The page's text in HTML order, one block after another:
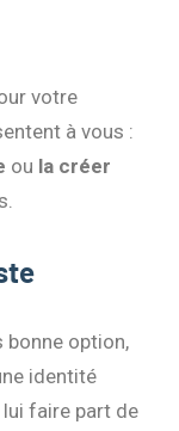
votre
à vous :
ou la créer
bonne option,
identité
faire part de